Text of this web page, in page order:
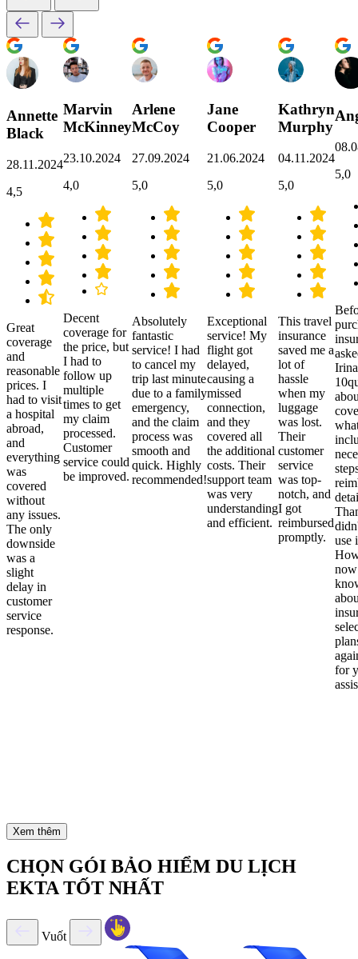
Annette
Black
28.11.2024
4,5
Great
coverage
and
reasonable
prices. I
had to visit
a hospital
abroad,
and
everything
was
covered
without
any issues.
The only
downside
was a
slight
delay in
customer
service
response.
Marvin
McKinney
23.10.2024
4,0
Decent
coverage for
the price, but
I had to
follow up
multiple
times to get
my claim
processed.
Customer
service could
be improved.
Arlene
McCoy
27.09.2024
5,0
Absolutely
fantastic
service! I had
to cancel my
trip last minute
due to a family
emergency,
and the claim
process was
smooth and
quick. Highly
recommended!
Jane
Cooper
21.06.2024
5,0
Exceptional
service! My
flight got
delayed,
causing a
missed
connection,
and they
covered all
the additional
costs. Their
support team
was very
understanding
and efficient.
Kathryn
Murphy
04.11.2024
5,0
This travel
insurance
saved me a
lot of
hassle
when my
luggage
was lost.
Their
customer
service
was top-
notch, and
I got
reimbursed
promptly.
5,0
use
for
Xem thêm
CHỌN GÓI BẢO HIỂM DU LỊCH
EKTA TỐT NHẤT
Vuốt